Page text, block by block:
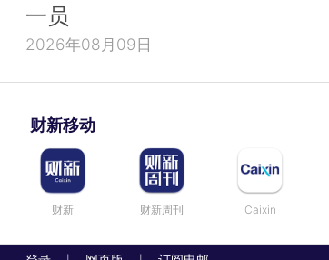
一员
2026年08月09日
财新移动
财新 财新周刊 Caixin